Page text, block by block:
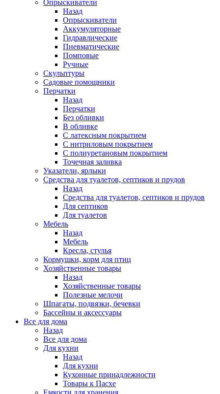
Опрыскиватели
Назад
Опрыскиватели
Аккумуляторные
Гидравлические
Пневматические
Помповые
Ручные
Скульптуры
Садовые помощники
Перчатки
Назад
Перчатки
Без обливки
В обливке
С латексным покрытием
С нитриловым покрытием
С полиуретановым покрытием
Точечная заливка
Указатели, ярлыки
Средства для туалетов, септиков и прудов
Назад
Средства для туалетов, септиков и прудов
Для септиков
Для туалетов
Мебель
Назад
Мебель
Кресла, стулья
Кормушки, корм для птиц
Хозяйственные товары
Назад
Хозяйственные товары
Полезные мелочи
Шпагаты, подвязки, бечевки
Бассейны и аксессуары
Все для дома
Назад
Все для дома
Для кухни
Назад
Для кухни
Кухонные принадлежности
Товары к Пасхе
Емкости для хранения